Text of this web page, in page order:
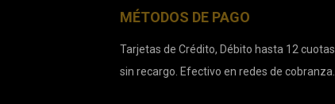
MÉTODOS DE PAGO
Tarjetas de Crédito, Débito hasta 12 cuotas
sin recargo. Efectivo en redes de cobranza.